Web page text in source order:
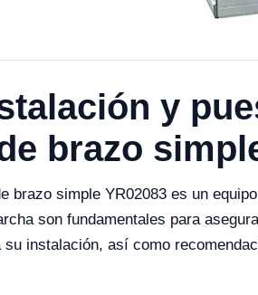
y
brazo
brazo simple YR02083 es un
son fundamentales para
instalación, así como